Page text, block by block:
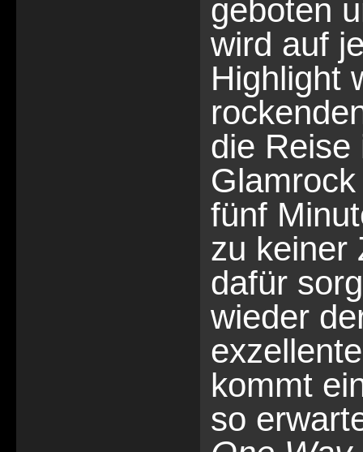
geboten
wird auf
Highlight
die Reise
fünf
zu keiner
dafür
wieder
kommt
so